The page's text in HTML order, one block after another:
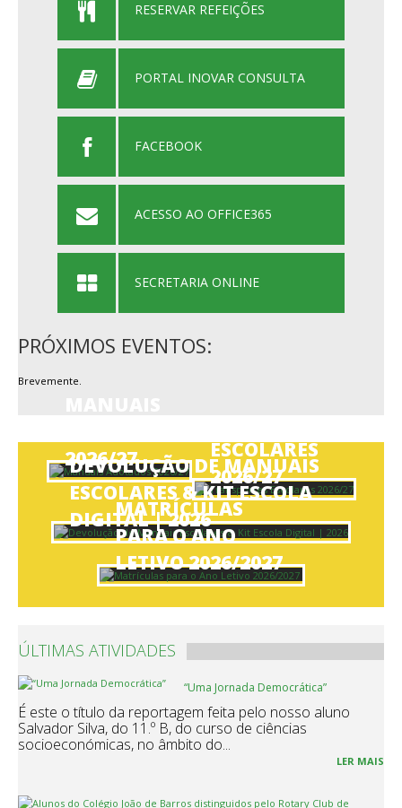
RESERVAR REFEIÇÕES
PORTAL INOVAR CONSULTA
FACEBOOK
ACESSO AO OFFICE365
SECRETARIA ONLINE
PRÓXIMOS EVENTOS:
Brevemente.
2026/27
ESCOLARES
2026/27
DEVOLUÇÃO DE MANUAIS
ESCOLARES & KIT ESCOLA
DIGITAL | 2026
MATRÍCULAS
PARA O ANO
LETIVO 2026/2027
ÚLTIMAS ATIVIDADES
“Uma Jornada Democrática”
É este o título da reportagem feita pelo nosso aluno
Salvador Silva, do 11.º B, do curso de ciências
socioeconómicas, no âmbito do...
LER MAIS